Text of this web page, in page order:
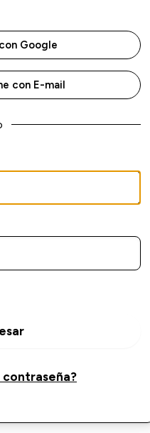
Google
con E-mail